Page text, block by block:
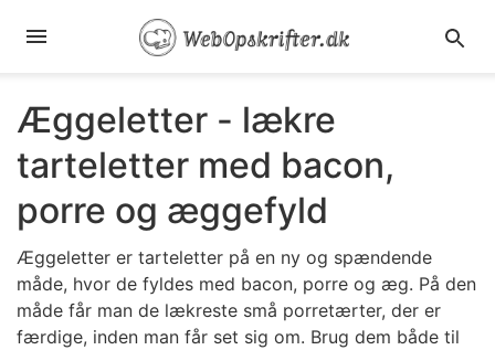
Æggeletter - lækre
tarteletter med bacon,
porre og æggefyld
Æggeletter er tarteletter på en ny og spændende
måde, hvor de fyldes med bacon, porre og æg. På den
måde får man de lækreste små porretærter, der er
færdige, inden man får set sig om. Brug dem både til